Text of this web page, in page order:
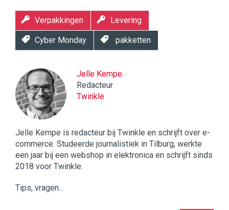
Verpakkingen Levering
Cyber Monday pakketten
Jelle Kempe
Redacteur
Twinkle
Jelle Kempe is redacteur bij Twinkle en schrijft over e-
commerce. Studeerde journalistiek in Tilburg, werkte
een jaar bij een webshop in elektronica en schrijft sinds
2018 voor Twinkle.
Tips, vragen...